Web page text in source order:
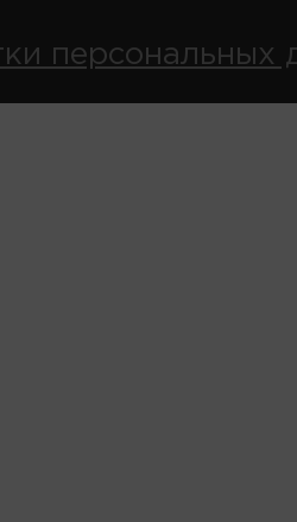
персональных